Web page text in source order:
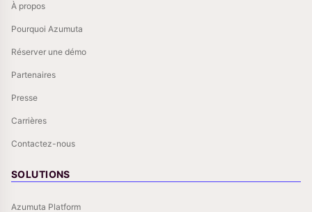
À propos
Pourquoi Azumuta
Réserver une démo
Partenaires
Presse
Carrières
Contactez-nous
SOLUTIONS
Azumuta Platform